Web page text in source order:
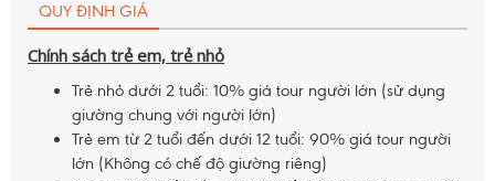
QUY ĐỊNH GIÁ
Chính sách trẻ em, trẻ nhỏ
Trẻ nhỏ dưới 2 tuổi: 10% giá tour người lớn (sử dụng
giường chung với người lớn)
Trẻ em từ 2 tuổi đến dưới 12 tuổi: 90% giá tour người
lớn (Không có chế độ giường riêng)